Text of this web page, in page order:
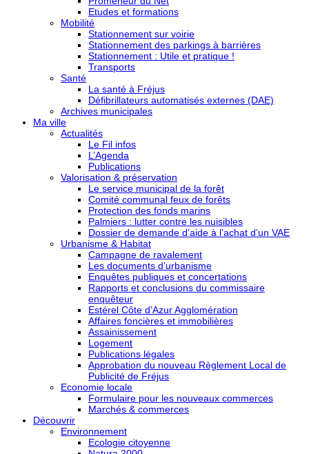
Etudes et formations
Mobilité
Stationnement sur voirie
Stationnement des parkings à barrières
Stationnement : Utile et pratique !
Transports
Santé
La santé à Fréjus
Défibrillateurs automatisés externes (DAE)
Archives municipales
Ma ville
Actualités
Le Fil infos
L’Agenda
Publications
Valorisation & préservation
Le service municipal de la forêt
Comité communal feux de forêts
Protection des fonds marins
Palmiers : lutter contre les nuisibles
Dossier de demande d’aide à l’achat d’un VAE
Urbanisme & Habitat
Campagne de ravalement
Les documents d’urbanisme
Enquêtes publiques et concertations
Rapports et conclusions du commissaire
enquêteur
Estérel Côte d’Azur Agglomération
Affaires foncières et immobilières
Assainissement
Logement
Publications légales
Approbation du nouveau Règlement Local de
Publicité de Fréjus
Economie locale
Formulaire pour les nouveaux commerces
Marchés & commerces
Découvrir
Environnement
Ecologie citoyenne